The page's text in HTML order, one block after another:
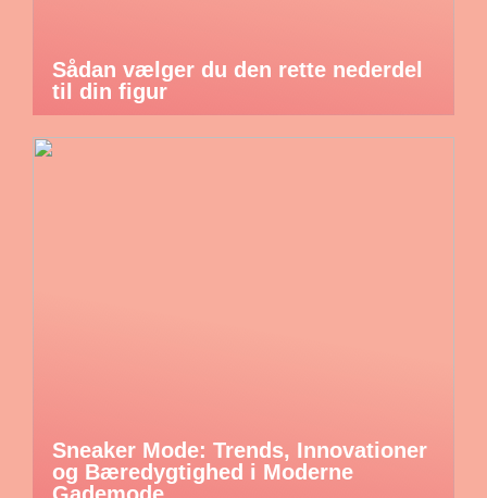
Sådan vælger du den rette nederdel
til din figur
Sneaker Mode: Trends, Innovationer
og Bæredygtighed i Moderne